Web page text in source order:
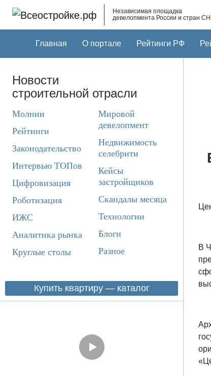
Независимая площадка
девелопмента России и стран
Главная О портале Рейтинги РФ
Новости
строительной отрасли
Молнии
Рейтинги
Законодательство
Интервью ТОПов
Цифровизация
Роботизация
ИЖС
Аналитика рынка
Круглые столы
Мировой
девелопмент
Недвижимость
селебрити
Кейсы
застройщиков
Скандалы месяца
Технологии
Блоги
Разное
Купить квартиру — каталог
В